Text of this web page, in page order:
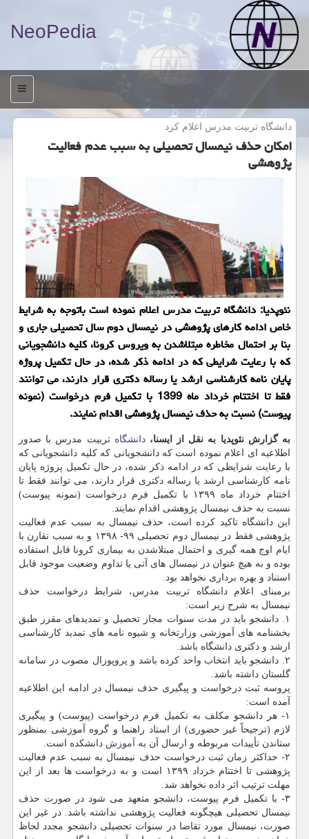
NeoPedia
منو
دانشگاه تربیت مدرس اعلام كرد
امكان حذف نیمسال تحصیلی به سبب عدم فعالیت
پژوهشی
نئوپدیا: دانشگاه تربیت مدرس اعلام نموده است باتوجه به شرایط
خاص ادامه كارهای پژوهشی در نیمسال دوم سال تحصیلی جاری و
بنا بر احتمال مخاطره مبتلاشدن به ویروس كرونا، كلیه دانشجویانی
كه با رعایت شرایطی كه در ادامه ذكر شده، در حال تكمیل پروژه
پایان نامه كارشناسی ارشد یا رساله دكتری قرار دارند، می توانند
فقط تا اختتام خرداد ماه 1399 با تكمیل فرم درخواست (نمونه
پیوست) نسبت به حذف نیمسال پژوهشی اقدام نمایند.
به گزارش نئوپدیا به نقل از ایسنا،دانشگاه تربیت مدرس با صدور
اطلاعیه ای اعلام نموده است که دانشجویانی که کلیه دانشجویانی که
با رعایت شرایطی که در ادامه ذکر شده، در حال تکمیل پروژه پایان
نامه کارشناسی ارشد یا رساله دکتری قرار دارند، می توانند فقط تا
اختتام خرداد ماه ۱۳۹۹ با تکمیل فرم درخواست (نمونه پیوست)
نسبت به حذف نیمسال پژوهشی اقدام نمایند.
این دانشگاه تاکید کرده است، حذف نیمسال به سبب عدم فعالیت
پژوهشی فقط در نیمسال دوم تحصیلی ۹۹- ۱۳۹۸ و به سبب تقارن با
ایام اوج همه گیری و احتمال مبتلاشدن به بیماری کرونا قابل استفاده
بوده و به هیچ عنوان در نیمسال های آتی یا تداوم وضعیت موجود قابل
استناد و بهره برداری نخواهد بود.
برمبنای اعلام دانشگاه تربیت مدرس، شرایط درخواست حذف
نیمسال به شرح زیر است:
۱. دانشجو باید در مدت سنوات مجاز تحصیل و تمدیدهای مقرر طبق
بخشنامه های آموزشی وزارتخانه و شیوه نامه های تمدید کارشناسی
ارشد و دکتری دانشگاه باشد.
۲. دانشجو باید انتخاب واحد کرده باشد و پروپوزال مصوب در سامانه
گلستان داشته باشد.
پروسه ثبت درخواست و پیگیری حذف نیمسال در ادامه این اطلاعیه
آمده است:
۱- هر دانشجو مکلف به تکمیل فرم درخواست (پیوست) و پیگیری
لازم (ترجیحاً غیر حضوری) از استاد راهنما و گروه آموزشی بمنظور
ستاندن تأییدات مربوطه و ارسال آن به
آموزش دانشکده است.
۲- حداکثر زمان ثبت درخواست حذف نیمسال به سبب عدم فعالیت
پژوهشی تا اختتام خرداد ۱۳۹۹ است و به درخواست ها بعد از این
مهلت ترتیب اثر داده نخواهد شد.
۳- با تکمیل فرم پیوست، دانشجو متعهد می شود در صورت حذف
نیمسال تحصیلی هیچگونه فعالیت پژوهشی نداشته باشد. در غیر این
صورت، نیمسال مورد تقاضا در سنوات تحصیلی دانشجو مجدد لحاظ